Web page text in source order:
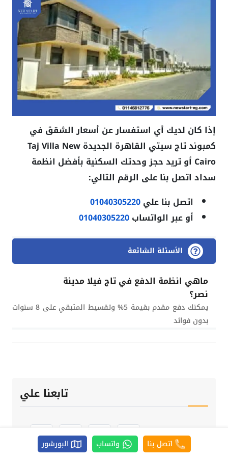
إذا كان لديك أي استفسار عن أسعار الشقق في
كمبوند تاج سيتي القاهرة الجديدة Taj Villa New
Cairo أو تريد حجز وحدتك السكنية بأفضل انظمة
سداد اتصل بنا على الرقم التالي:
اتصل بنا علي01040305220
أو عبر الواتساب01040305220
الأسئلة الشائعة
ماهي انظمة الدفع في تاج فيلا مدينة
نصر؟
يمكنك دفع مقدم بقيمة 5% وتقسيط المتبقي على 8 سنوات
بدون فوائد
تابعنا علي
اتصل بنا واتساب البورشور